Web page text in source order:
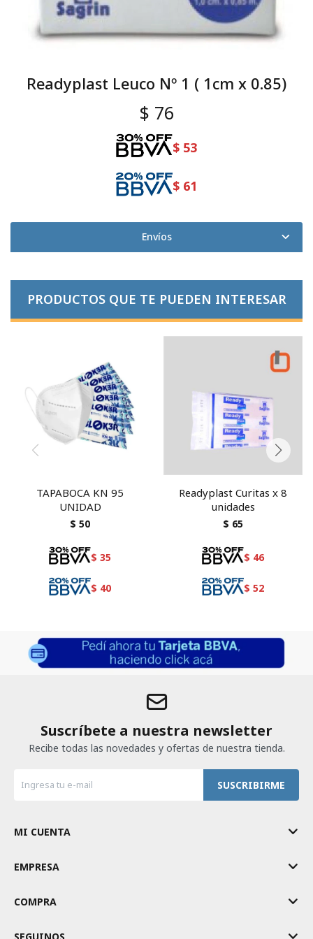
Readyplast Leuco Nº 1 ( 1cm x 0.85)
$ 76
$ 53
$ 61
Envíos
PRODUCTOS QUE TE PUEDEN INTERESAR
TAPABOCA KN 95
UNIDAD
$ 50
$ 35
$ 40
Readyplast Curitas x 8
unidades
$ 65
$ 46
$ 52
Suscríbete a nuestra newsletter
Recibe todas las novedades y ofertas de nuestra tienda.
SUSCRIBIRME
MI CUENTA
EMPRESA
COMPRA